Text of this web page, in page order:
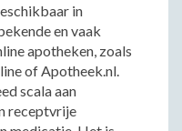
in
en vaak
apotheken, zoals
of Apotheek.nl.
scala aan
receptvrije